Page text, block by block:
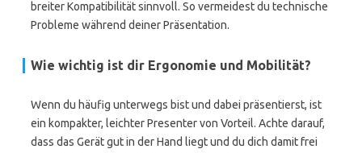
breiter Kompatibilität sinnvoll. So vermeidest du technische
Probleme während deiner Präsentation.
Wie wichtig ist dir Ergonomie und Mobilität?
Wenn du häufig unterwegs bist und dabei präsentierst, ist
ein kompakter, leichter Presenter von Vorteil. Achte darauf,
dass das Gerät gut in der Hand liegt und du dich damit frei